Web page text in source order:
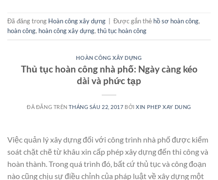
Đã đăng trong Hoàn công xây dựng Được gắn thẻ hồ sơ hoàn công,
hoàn công, hoàn công xây dựng, thủ tục hoàn công
HOÀN CÔNG XÂY DỰNG
Thủ tục hoàn công nhà phố: Ngày càng kéo
dài và phức tạp
ĐÃ ĐĂNG TRÊNTHÁNG SÁU 22, 2017 BỞIXIN PHEP XAY DUNG
Việc quản lý xây dựng đối với công trình nhà phố được kiểm
soát chặt chẽ từ khâu xin cấp phép xây dựng đến thi công và
hoàn thành. Trong quá trình đó, bất cứ thủ tục và công đoạn
nào cũng chịu sự điều chỉnh của pháp luật về xây dựng một